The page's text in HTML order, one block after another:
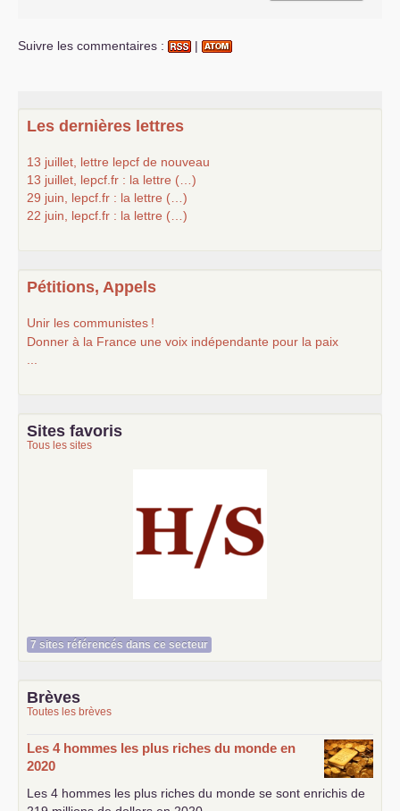
Suivre les commentaires : |
Les dernières lettres
13 juillet, lettre lepcf de nouveau
13 juillet, lepcf.fr : la lettre (…)
29 juin, lepcf.fr : la lettre (…)
22 juin, lepcf.fr : la lettre (…)
Pétitions, Appels
Unir les communistes !
Donner à la France une voix indépendante pour la paix
Sites favoris
Tous les sites
7 sites référencés dans ce secteur
Brèves
Toutes les brèves
Les 4 hommes les plus riches du monde en
2020
Les 4 hommes les plus riches du monde se sont enrichis de